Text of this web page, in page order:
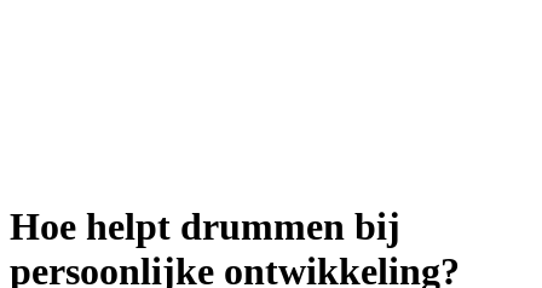
Hoe helpt drummen bij
persoonlijke ontwikkeling?